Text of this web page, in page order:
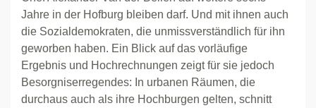
Jahre in der Hofburg bleiben darf. Und mit ihnen auch
die Sozialdemokraten, die unmissverständlich für ihn
geworben haben. Ein Blick auf das vorläufige
Ergebnis und Hochrechnungen zeigt für sie jedoch
Besorgniserregendes: In urbanen Räumen, die
durchaus auch als ihre Hochburgen gelten, schnitt